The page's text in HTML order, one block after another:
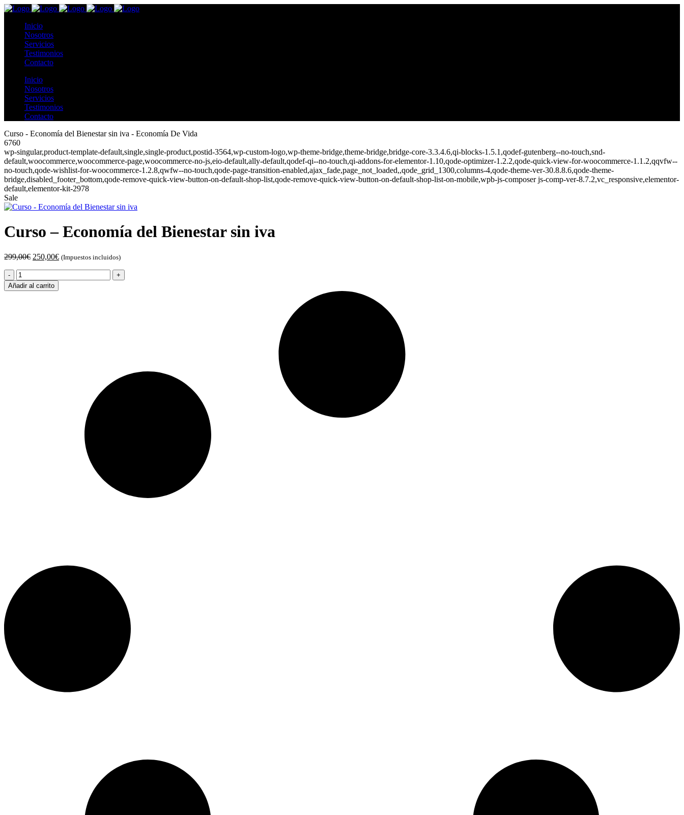
Inicio
Nosotros
Servicios
Testimonios
Contacto
Inicio
Nosotros
Servicios
Testimonios
Contacto
Curso - Economía del Bienestar sin iva - Economía De Vida
6760
wp-singular,product-template-default,single,single-product,postid-3564,wp-custom-logo,wp-theme-bridge,theme-bridge,bridge-core-3.3.4.6,qi-blocks-1.5.1,qodef-gutenberg--no-touch,snd-
default,woocommerce,woocommerce-page,woocommerce-no-js,eio-default,ally-default,qodef-qi--no-touch,qi-addons-for-elementor-1.10,qode-optimizer-1.2.2,qode-quick-view-for-woocommerce-1.1.2,qqvfw--
no-touch,qode-wishlist-for-woocommerce-1.2.8,qwfw--no-touch,qode-page-transition-enabled,ajax_fade,page_not_loaded,,qode_grid_1300,columns-4,qode-theme-ver-30.8.8.6,qode-theme-
bridge,disabled_footer_bottom,qode-remove-quick-view-button-on-default-shop-list,qode-remove-quick-view-button-on-default-shop-list-on-mobile,wpb-js-composer js-comp-ver-8.7.2,vc_responsive,elementor-
default,elementor-kit-2978
Sale
Curso – Economía del Bienestar sin iva
299,00€ El
era:
299,00€.
250,00€El(Impuestos incluidos)
Curso
-
Economía
Añadir al carrito